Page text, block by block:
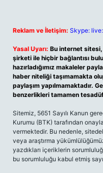
Reklam ve İletişim: Skype:
Yasal Uyarı: Bu internet
şirketi ile hiçbir bağlantısı
hazırladığımız makaleler
haber niteliği taşımamakta
paylaşım yapılmamaktadır.
benzerlikleri tamamen
Sitemiz, 5651 Sayılı Kanun
Kurumu (BTK) tarafından
vermektedir. Bu nedenle,
veya araştırma
yazdıkları içeriklerin
bu sorumluluğu kabul etmiş